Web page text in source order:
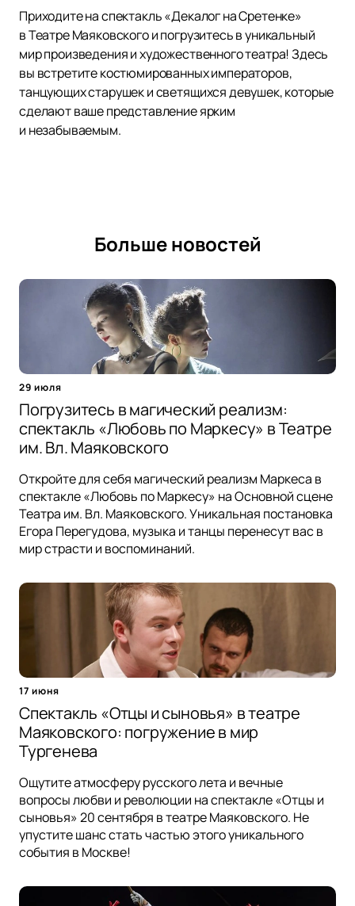
Приходите на спектакль «Декалог на Сретенке»
в Театре Маяковского и погрузитесь в уникальный
мир произведения и художественного театра! Здесь
вы встретите костюмированных императоров,
танцующих старушек и светящихся девушек, которые
сделают ваше представление ярким
и незабываемым.
Больше новостей
29 июля
Погрузитесь в магический реализм:
спектакль «Любовь по Маркесу» в Театре
им. Вл. Маяковского
Откройте для себя магический реализм Маркеса в
спектакле «Любовь по Маркесу» на Основной сцене
Театра им. Вл. Маяковского. Уникальная постановка
Егора Перегудова, музыка и танцы перенесут вас в
мир страсти и воспоминаний.
17 июня
Спектакль «Отцы и сыновья» в театре
Маяковского: погружение в мир
Тургенева
Ощутите атмосферу русского лета и вечные
вопросы любви и революции на спектакле «Отцы и
сыновья» 20 сентября в театре Маяковского. Не
упустите шанс стать частью этого уникального
события в Москве!